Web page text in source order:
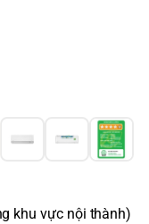
khu vực nội thành)